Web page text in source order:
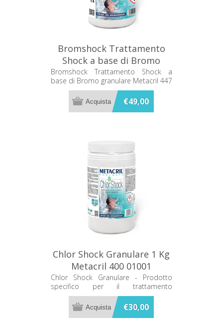
Bromshock Trattamento
Shock a base di Bromo
granulare Metacril 447
01001
Bromshock Trattamento Shock a
base di Bromo granulare Metacril 447
01001
€49,00
Chlor Shock Granulare 1 Kg
Metacril 400 01001
Chlor Shock Granulare - Prodotto
specifico per il trattamento
sanificante dell’acqua di Piscina o Spa
idromassaggio. La formulazione in
granuli a rapida dissoluzione rende il
€30,00